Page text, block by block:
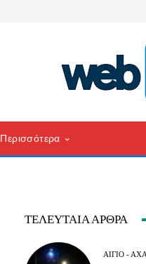
Περισσότερα
ΤΕΛΕΥΤΑΊΑ ΆΡΘΡΑ
ΑΊΓΙΟ -